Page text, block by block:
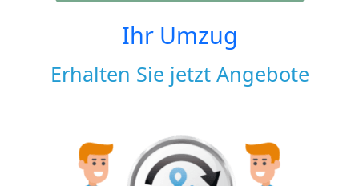
Ihr Umzug
Erhalten Sie jetzt Angebote